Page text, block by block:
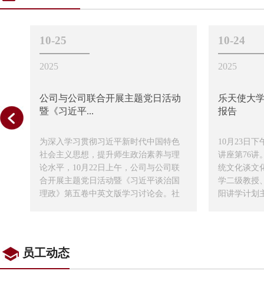
10-25
2025
公司与公司联合开展主题党日活动
暨《习近平...
为深入学习贯彻习近平新时代中国特色
社会主义思想，提升师生政治素养与理
论水平，10月22日上午，公司与公司联
合开展主题党日活动暨《习近平谈治国
理政》第五卷中英文版学习讨论会。社
持。
10-24
2025
乐天使大
报告
10月23日下
讲座第76讲
统文化谈文
学二级教授
阳讲学计划
员工动态